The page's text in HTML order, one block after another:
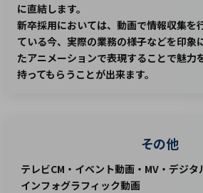
に直結します。
新卒採用においては、動画で情報収集を
ている今、実際の業務の様子などを印象
たアニメーションで表現することで魅力
持ってもらうことが出来ます。
その他
テレビCM・イベント動画・MV・デジタ
インフォグラフィック動画